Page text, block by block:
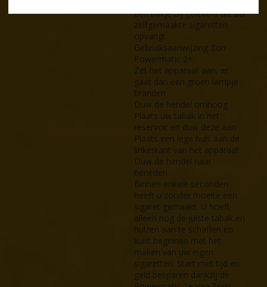
een bakje bij geleverd die uw
zelfgemaakte sigaretten
opvangt.
Gebruiksaanwijzing Zorr
Powermatic 2+:
Zet het apparaat aan, er
gaat dan een groen lampje
branden
Duw de hendel omhoog
Plaats uw tabak in het
reservoir en duw deze aan
Plaats een lege huls aan de
linkerkant van het apparaat
Duw de hendel naar
beneden
Binnen enkele seconden
heeft u zonder moeite een
sigaret gemaakt. U hoeft
alleen nog de juiste tabak en
hulzen aan te schaffen en
kunt beginnen met het
maken van uw eigen
sigaretten. Start met tijd en
geld besparen dankzij de